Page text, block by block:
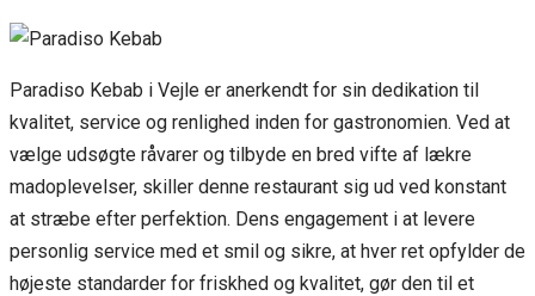
Paradiso Kebab i Vejle er anerkendt for sin dedikation til
kvalitet, service og renlighed inden for gastronomien. Ved at
vælge udsøgte råvarer og tilbyde en bred vifte af lækre
madoplevelser, skiller denne restaurant sig ud ved konstant
at stræbe efter perfektion. Dens engagement i at levere
personlig service med et smil og sikre, at hver ret opfylder de
højeste standarder for friskhed og kvalitet, gør den til et